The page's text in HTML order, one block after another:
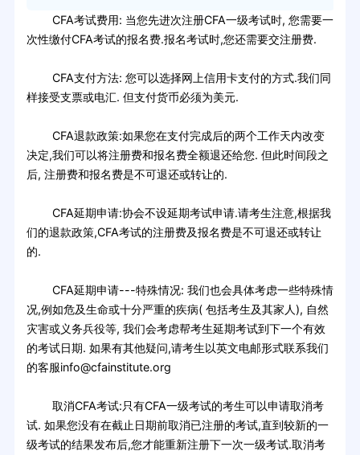
CFA考试费用: 当您先进次注册CFA一级考试时, 您需要一
次性缴付CFA考试的报名费.报名考试时,您还需要交注册费.
CFA支付方法: 您可以选择网上信用卡支付的方式.我们同
样接受支票或电汇. 但支付货币必须为美元.
CFA退款政策:如果您在支付完成后的两个工作天内改变
决定,我们可以将注册费和报名费全额退还给您. 但此时间段之
后, 注册费和报名费是不可退还或转让的.
CFA延期申请:协会不设延期考试申请.请考生注意,根据我
们的退款政策,CFA考试的注册费及报名费是不可退还或转让
的.
CFA延期申请---特殊情况: 我们也会具体考虑一些特殊情
况,例如危及生命或十分严重的疾病( 包括考生及其家人), 自然
灾害或义务兵役等, 我们会考虑帮考生延期考试到下一个有效
的考试日期. 如果有其他疑问,请考生以英文电邮形式联系我们
的客服info@cfainstitute.org
取消CFA考试:只有CFA一级考试的考生可以申请取消考
试. 如果您没有在截止日期前取消已注册的考试,直到较新的一
级考试的结果发布后,您才能重新注册下一次一级考试.取消考